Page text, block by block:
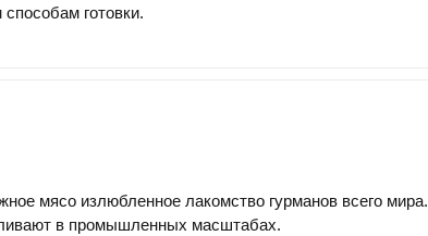
способам готовки.
мясо излюбленное лакомство гурманов всего мира.
в промышленных масштабах.